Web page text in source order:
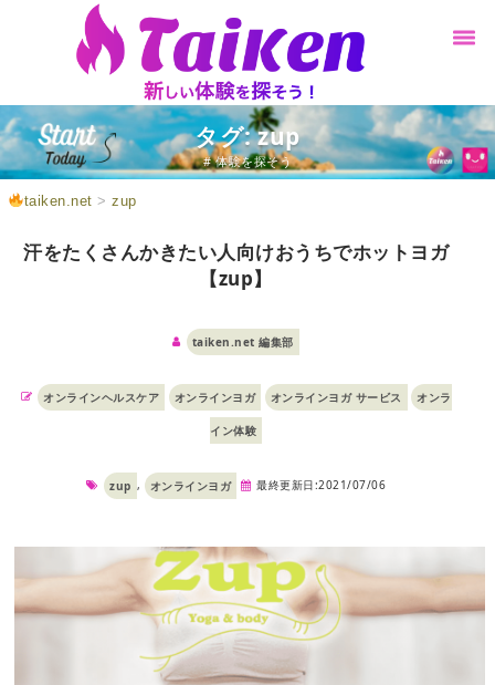
タグ: zup
# 体験を探そう
taiken.net >zup
汗をたくさんかきたい人向けおうちでホットヨガ
【zup】
taiken.net 編集部
オンラインヘルスケア オンラインヨガ オンラインヨガ サービス オンラ
イン体験
zup , オンラインヨガ 最終更新日:2021/07/06